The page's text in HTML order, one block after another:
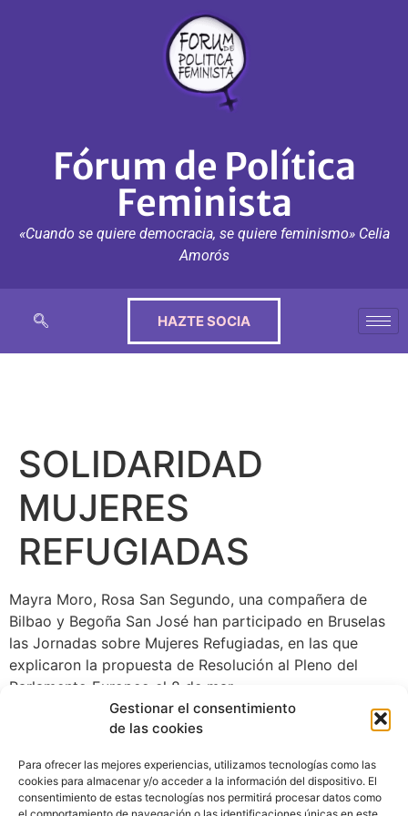
Gestionar el consentimiento
de las cookies
Para ofrecer las mejores experiencias, utilizamos tecnologías como las
cookies para almacenar y/o acceder a la información del dispositivo. El
consentimiento de estas tecnologías nos permitirá procesar datos como
Fórum de Política
Feminista
«Cuando se quiere democracia, se quiere feminismo» Celia
Amorós
HAZTE SOCIA
SOLIDARIDAD
MUJERES
REFUGIADAS
Mayra Moro, Rosa San Segundo, una compañera de
Bilbao y Begoña San José han participado en Bruselas
las Jornadas sobre Mujeres Refugiadas, en las que
explicaron la propuesta de Resolución al Pleno del
Parlamento Europeo el 8 de mar.